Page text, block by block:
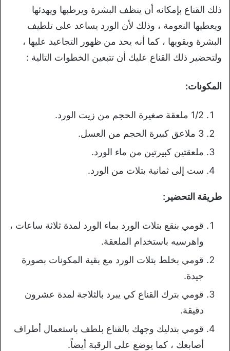
ذلك القناع بإمكانه أن ينظف البشرة ويرطبها ويهدئها
ويعطيها النعومة ، وذلك لأن الورد يساعد على تلطيف
البشرة ويقويها ، كما أنه يحد من ظهور التجاعيد عليها ،
ولتحضير ذلك القناع عليك أن تتبعين الخطوات التالية :
المكونات:
1/2 ملعقة صغيرة الحجم من زيت الورد.
3 ملاعق كبيرة الحجم من العسل.
ملعقتين كبيرتين من ماء الورد.
ست إلى ثمانية بتلات من الورد.
طريقة التحضير:
قومي بنقع بتلات الورد بماء الورد لمدة ثلاثة ساعات ،
واهرسيه باستخدام الملعقة.
قومي بخلط بتلات الورد مع بقية المكونات بصورة
جيدة.
قومي بترك القناع كي يبرد بالثلاجة لمدة عشرون
دقيقة.
قومي بتدليك وجهك بالقناع بلطف باستعمال أطراف
أصابعك ، كما يوضع على الرقبة أيضاً.